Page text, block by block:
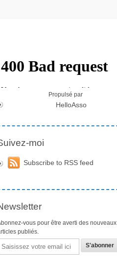
Propulsé par
HelloAsso
moi
Subscribe to RSS feed
vous pour être averti des nouveaux
publiés.
Email